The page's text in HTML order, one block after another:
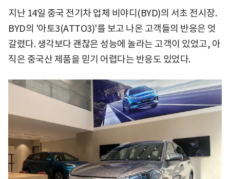
지난 14일 중국 전기차 업체 비야디(BYD)의 서초 전시장.
BYD의 '아토3(ATTO3)'를 보고 나온 고객들의 반응은 엇
갈렸다. 생각보다 괜찮은 성능에 놀라는 고객이 있었고, 아
직은 중국산 제품을 믿기 어렵다는 반응도 있었다.